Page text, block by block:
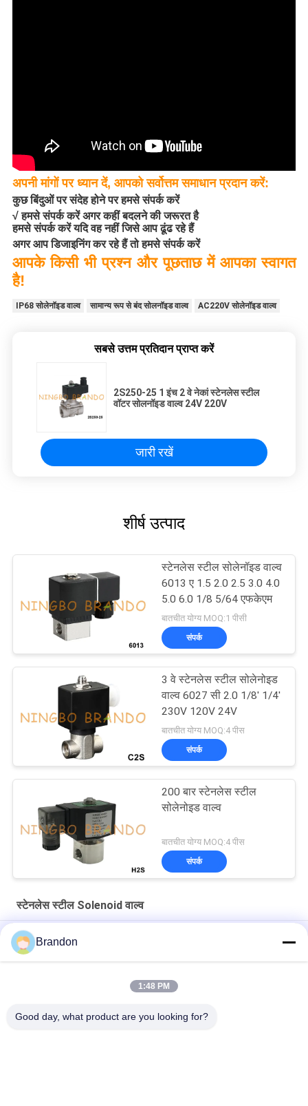
अपनी मांगों पर ध्यान दें, आपको सर्वोत्तम समाधान प्रदान करें:
कुछ बिंदुओं पर संदेह होने पर हमसे संपर्क करें
√ हमसे संपर्क करें अगर कहीं बदलने की जरूरत है
हमसे संपर्क करें यदि वह नहीं जिसे आप ढूंढ रहे हैं
अगर आप डिजाइनिंग कर रहे हैं तो हमसे संपर्क करें
आपके किसी भी प्रश्न और पूछताछ में आपका स्वागत
है!
IP68 सोलेनॉइड वाल्व सामान्य रूप से बंद सोलनॉइड वाल्व AC220V सोलेनॉइड वाल्व
सबसे उत्तम प्रतिदान प्राप्त करें
2S250-25 1 इंच 2 वे नेकां स्टेनलेस स्टील
वॉटर सोलनॉइड वाल्व 24V 220V
जारी रखें
शीर्ष उत्पाद
स्टेनलेस स्टील सोलेनॉइड वाल्व
6013 ए 1.5 2.0 2.5 3.0 4.0
5.0 6.0 1/8 5/64 एफकेएम
बातचीत योग्य MOQ:1 पीसी
संपर्क
3 वे स्टेनलेस स्टील सोलेनोइड
वाल्व 6027 सी 2.0 1/8' 1/4'
230V 120V 24V
बातचीत योग्य MOQ:4 पीस
संपर्क
200 बार स्टेनलेस स्टील
सोलेनोइड वाल्व
बातचीत योग्य MOQ:4 पीस
संपर्क
स्टेनलेस स्टील Solenoid वाल्व
1 '' पनरोक IP68 जल स्टेनलेस स्टील इलेक्ट्रिक सोलेनॉइड वाल्व 24V 220V
1 '' धमाका प्रूफ स्टेनलेस स्टील सोलेनॉइड वाल्व 12V 24V 110V 220V;
2S040-10 3/8'' 2/2 Way NC Stainless Steel Water Solenoid
Brandon
1:48 PM
Good day, what product are you looking for?